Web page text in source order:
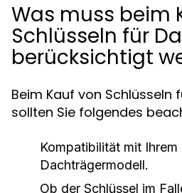
Was muss beim
Schlüsseln für
berücksichtigt
Beim Kauf von Schlüsseln
sollten Sie folgendes
Kompatibilität mit
Dachträgermodell.
Ob der Schlüssel im